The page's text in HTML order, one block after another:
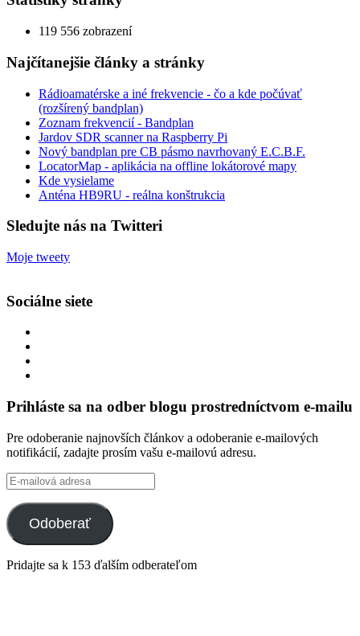
119 556 zobrazení
Najčítanejšie články a stránky
Rádioamatérske a iné frekvencie - čo a kde počúvať
(rozšírený bandplan)
Zoznam frekvencií - Bandplan
Jardov SDR scanner na Raspberry Pi
Nový bandplan pre CB pásmo navrhovaný E.C.B.F.
LocatorMap - aplikácia na offline lokátorové mapy
Kde vysielame
Anténa HB9RU - reálna konštrukcia
Sledujte nás na Twitteri
Moje tweety
Sociálne siete
Twitter
na
tekkoooo
YouTube
Prihláste sa na odber blogu prostredníctvom e-mailu
Pre odoberanie najnovších článkov a odoberanie e-mailových
notifikácií, zadajte prosím vašu e-mailovú adresu.
E-
mailová
adresa
Odoberať
Pridajte sa k 153 ďalším odberateľom